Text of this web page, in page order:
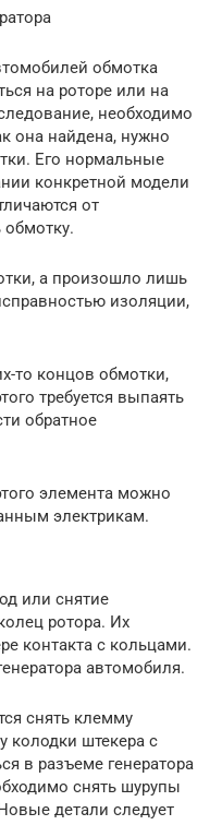
обмотка
на роторе или на
необходимо
она найдена, нужно
Его нормальные
конкретной модели
от
а произошло лишь
изоляции,
то концов обмотки,
требуется выпаять
обратное
элемента можно
электрикам.
или снятие
ротора. Их
контакта с кольцами.
автомобиля.
снять клемму
колодки штекера с
в разъеме генератора
снять шурупы
детали следует